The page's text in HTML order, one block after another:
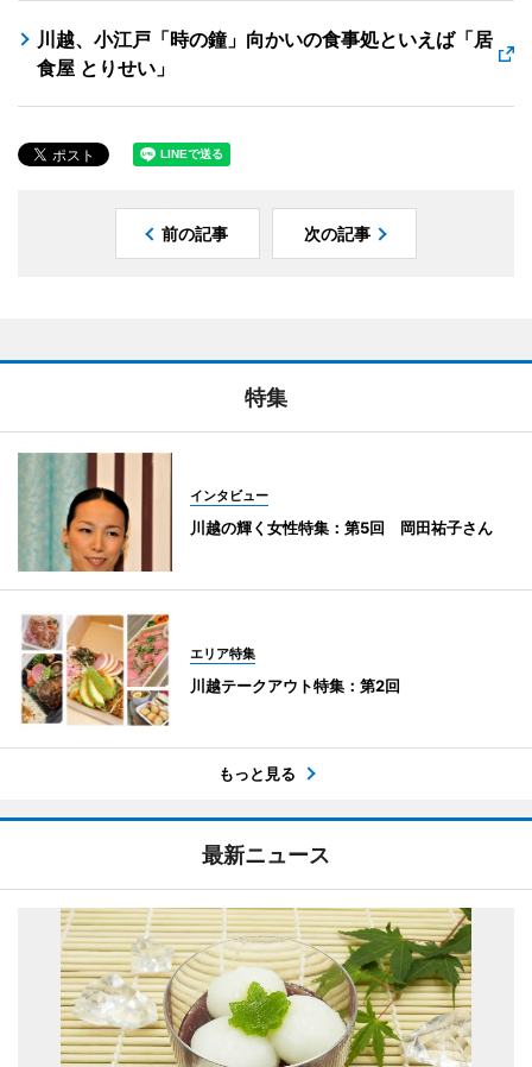
川越、小江戸「時の鐘」向かいの食事処といえば「居
食屋 とりせい」
前の記事 次の記事
特集
インタビュー
川越の輝く女性特集：第5回 岡田祐子さん
エリア特集
川越テークアウト特集：第2回
もっと見る
最新ニュース